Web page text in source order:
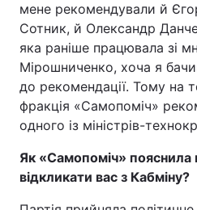
мене рекомендували й
Сотник, й Олександр
яка раніше працювала зі
Мірошниченко, хоча я
до рекомендації. Тому на
фракція «Самопоміч»
одного із міністрів-
Як «Самопоміч» пояснила
відкликати вас з Кабміну?